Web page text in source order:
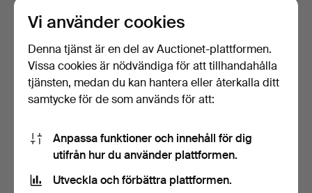
- Massor av
MEDALJER/DESIGNER/H
3 bud
- ULMER GULDEN 1704
snidad i klippform som…
1 bud
Vi använder cookies
Denna tjänst är en del av Auctionet-plattformen.
Vissa cookies är nödvändiga för att tillhandahålla
tjänsten, medan du kan hantera eller återkalla ditt
samtycke för de som används för att:
Anpassa funktioner och innehåll för dig
utifrån hur du använder plattformen.
Utveckla och förbättra plattformen.